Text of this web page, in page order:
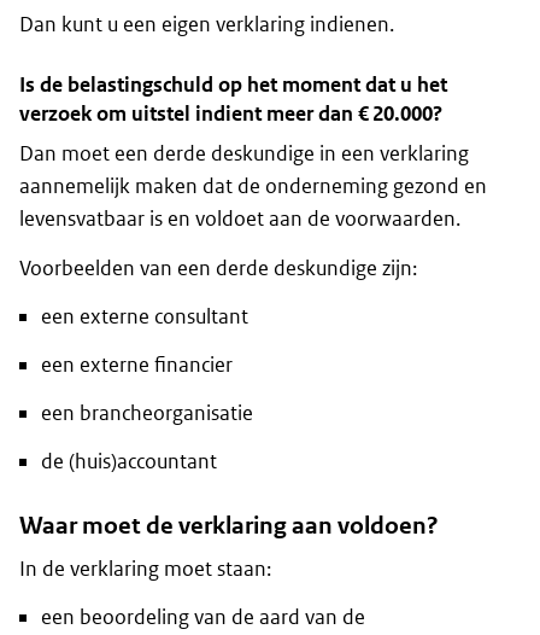
Dan kunt u een eigen verklaring indienen.
Is de belastingschuld op het moment dat u het
verzoek om uitstel indient meer dan € 20.000?
Dan moet een derde deskundige in een verklaring
aannemelijk maken dat de onderneming gezond en
levensvatbaar is en voldoet aan de voorwaarden.
Voorbeelden van een derde deskundige zijn:
een externe consultant
een externe financier
een brancheorganisatie
de (huis)accountant
Waar moet de verklaring aan voldoen?
In de verklaring moet staan:
een beoordeling van de aard van de